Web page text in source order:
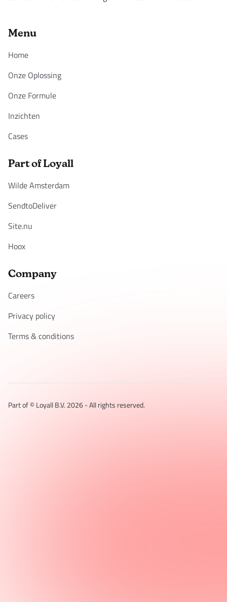
Menu
Home
Onze Oplossing
Onze Formule
Inzichten
Cases
Part of Loyall
Wilde Amsterdam
SendtoDeliver
Site.nu
Hoox
Company
Careers
Privacy policy
Terms & conditions
Part of © Loyall B.V. 2026 - All rights reserved.